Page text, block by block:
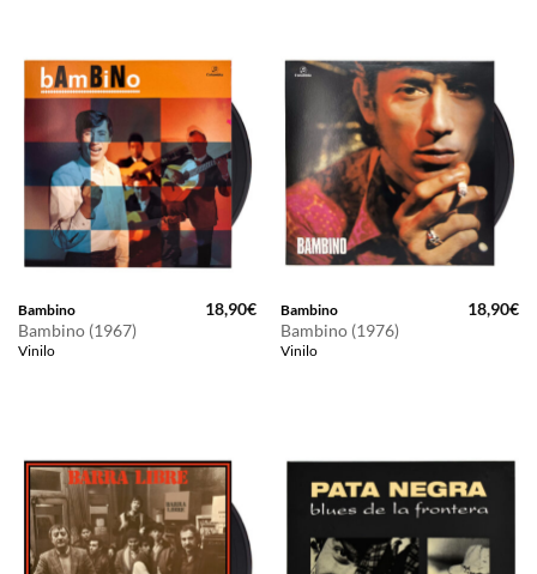
Bambino
Bambino (1967)
Vinilo
18,90€ Bambino
Bambino (1976)
Vinilo
18,90€